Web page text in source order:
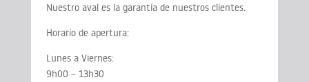
Nuestro aval es la garantía de nuestros clientes.
Horario de apertura:
Lunes a Viernes:
9h00 – 13h30